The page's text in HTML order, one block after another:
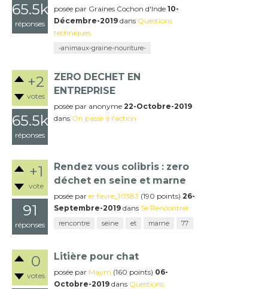
65.5k
réponses
posée par Graines Cochon d'Inde 10-
Décembre-2019 dans Questions
techniques
-animaux-graine-nouriture-
+2
votes
65.5k
réponses
ZERO DECHET EN
ENTREPRISE
posée par anonyme 22-Octobre-2019
dans On passe à l'action
+1
vote
91
réponses
Rendez vous colibris : zero
déchet en seine et marne
posée par er.favre_10383 (190 points) 26-
Septembre-2019 dans Se Rencontrer
rencontre seine et marne 77
0
votes
Litière pour chat
posée par Maym (160 points) 06-
Octobre-2019 dans Questions